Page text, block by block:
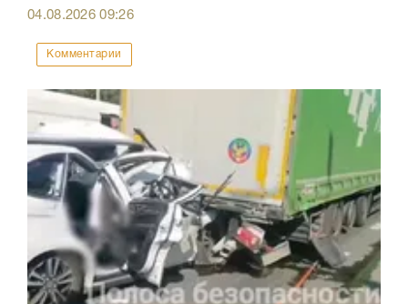
04.08.202609:26
Комментарии